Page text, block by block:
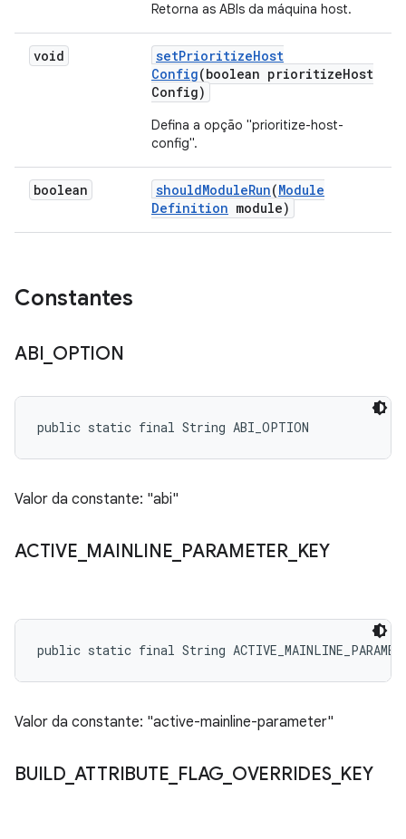
Retorna as ABIs da máquina host.
void setPrioritizeHost
Config(boolean prioritizeHost
Config)
Defina a opção "prioritize-host-
config".
boolean shouldModuleRun(Module
Definition module)
Constantes
ABI OPTION
public static final String ABI_OPTION
Valor da constante: "abi"
ACTIVE MAINLINE PARAMETER_ KEY
public static final String
Valor da constante: "active-mainline-parameter"
BUILD_ ATTRIBUTE FLAG OVERRIDES_ KEY